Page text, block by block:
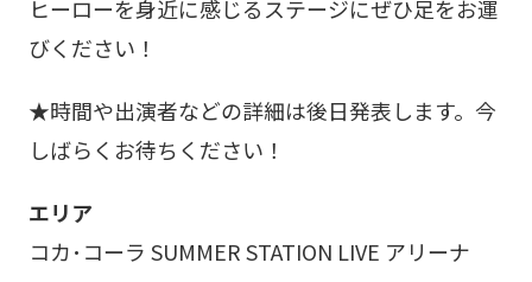
ヒーローを身近に感じるステージにぜひ足をお運
びください！
★時間や出演者などの詳細は後日発表します。今
しばらくお待ちください！
エリア
コカ･コーラ SUMMER STATION LIVE アリーナ